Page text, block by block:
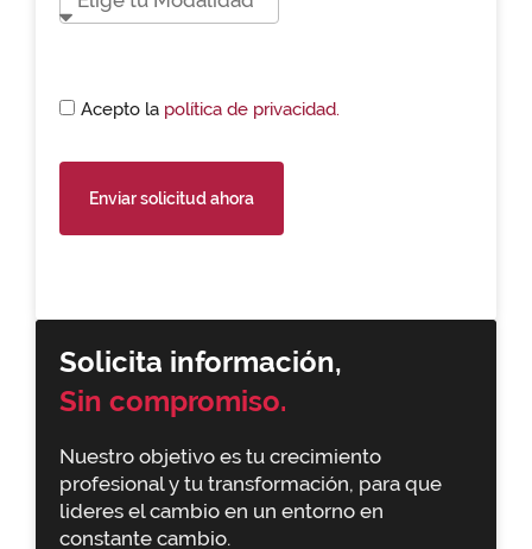
Solicita información,
Sin compromiso.
Nuestro objetivo es tu crecimiento
profesional y tu transformación, para que
lideres el cambio en un entorno en
constante cambio.
Acepto la política de privacidad.
Enviar solicitud ahora